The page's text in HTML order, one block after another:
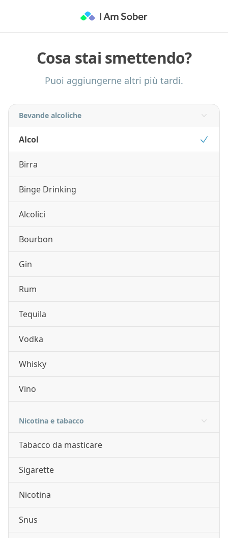
Cosa stai smettendo?
Puoi aggiungerne altri più tardi.
Bevande alcoliche
Alcol
Birra
Binge Drinking
Alcolici
Bourbon
Gin
Rum
Tequila
Vodka
Whisky
Vino
Nicotina e tabacco
Tabacco da masticare
Sigarette
Nicotina
Snus